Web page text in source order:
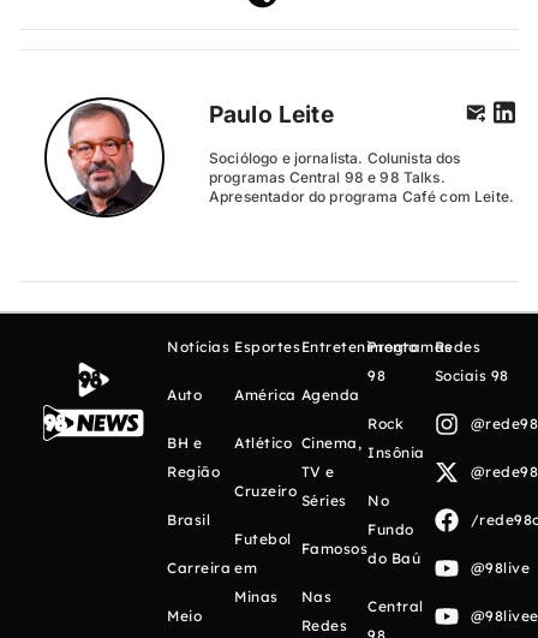
Paulo Leite
Sociólogo e jornalista. Colunista dos
programas Central 98 e 98 Talks.
Apresentador do programa Café com Leite.
Notícias
Auto
BH e
Região
Brasil
Carreira
Meio
Esportes
América
Atlético
Cruzeiro
Futebol
em
Minas
Entretenimento
Agenda
Cinema,
TV e
Séries
Famosos
Nas
Redes
Programas
98
Rock
Insônia
No
Fundo
do Baú
Central
Redes
Sociais 98
/
@98live